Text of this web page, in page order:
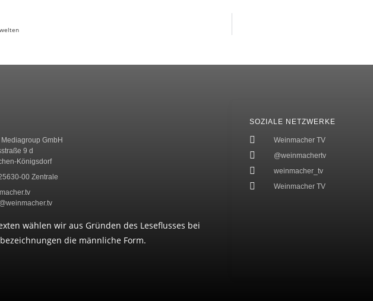
GmbH
9 d
Königsdorf
00 Zentrale
wählen wir aus Gründen des Leseflusses bei
die männliche Form.
SOZIALE NETZWERKE
Weinmacher TV
@weinmachertv
weinmacher_tv
Weinmacher TV